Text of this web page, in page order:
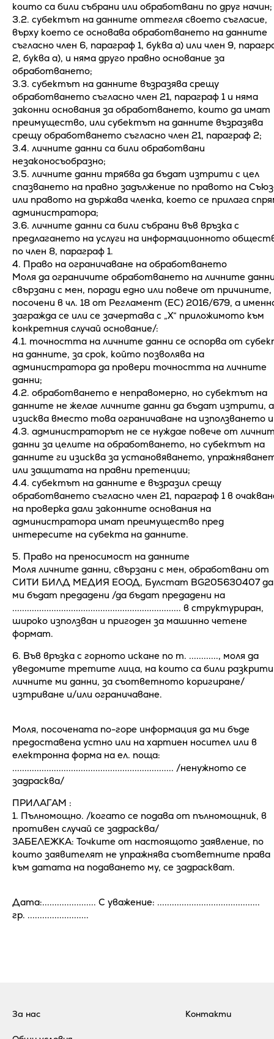
които са били събрани или обработвани по друг начин;
3.2. субектът на данните оттегля своето съгласие,
върху което се основава обработването на данните
съгласно член 6, параграф 1, буква а) или член 9,
2, буква а), и няма друго правно основание за
обработването;
3.3. субектът на данните възразява срещу
обработването съгласно член 21, параграф 1 и няма
законни основания за обработването, които да имат
преимущество, или субектът на данните възразява
срещу обработването съгласно член 21, параграф 2;
3.4. личните данни са били обработвани
незаконосъобразно;
3.5. личните данни трябва да бъдат изтрити с цел
спазването на правно задължение по правото на
или правото на държава членка, което се прилага
администратора;
3.6. личните данни са били събрани във връзка с
предлагането на услуги на информационното
по член 8, параграф 1.
4. Право на ограничаване на обработването
Моля да ограничите обработването на личните
свързани с мен, поради едно или повече от причините,
посочени в чл. 18 от Регламент (ЕС) 2016/679, а
загражда се или се зачертава с „Х“ приложимото към
конкретния случай основание/:
4.1. точността на личните данни се оспорва от
на данните, за срок, който позволява на
администратора да провери точността на личните
данни;
4.2. обработването е неправомерно, но субектът на
данните не желае личните данни да бъдат изтрити, а
изисква вместо това ограничаване на използването
4.3. администраторът не се нуждае повече от
данни за целите на обработването, но субектът на
данните ги изисква за установяването,
или защитата на правни претенции;
4.4. субектът на данните е възразил срещу
обработването съгласно член 21, параграф 1 в
на проверка дали законните основания на
администратора имат преимущество пред
интересите на субекта на данните.
5. Право на преносимост на данните
Моля личните данни, свързани с мен, обработвани от
СИТИ БИЛД МЕДИЯ ЕООД, Булстат BG205630407 да
ми бъдат предадени /да бъдат предадени на
..................................................................... в структуриран,
широко използван и пригоден за машинно четене
формат.
6. Във връзка с горното искане по т. ............, моля да
уведомите третите лица, на които са били разкрити
личните ми данни, за съответното коригиране/
изтриване и/или ограничаване.
Моля, посочената по-горе информация да ми бъде
предоставена устно или на хартиен носител или в
електронна форма на ел. поща:
.................................................................. /ненужното се
задрасква/
ПРИЛАГАМ :
1. Пълномощно. /когато се подава от пълномощник, в
противен случай се задрасква/
ЗАБЕЛЕЖКА: Точките от настоящото заявление, по
които заявителят не упражнява съответните права
към датата на подаването му, се задраскват.
Дата:...................... С уважение: ..........................................
гр. .........................
За нас Контакти